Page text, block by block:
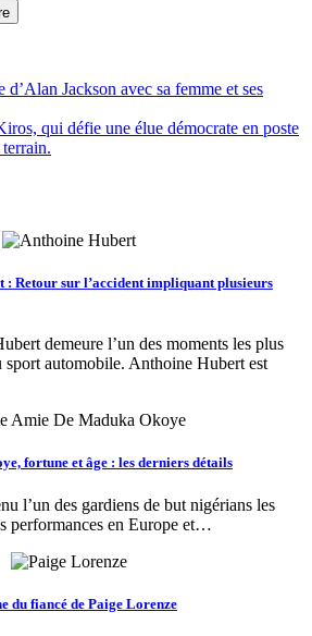
Jackson avec sa femme et ses
qui défie une élue démocrate en poste
: Retour sur l’accident impliquant plusieurs
demeure l’un des moments les plus
sport automobile. Anthoine Hubert est
fortune et âge : les derniers détails
l’un des gardiens de but nigérians les
performances en Europe et…
du fiancé de Paige Lorenze